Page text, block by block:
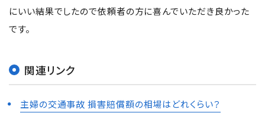
にいい結果でしたので依頼者の方に喜んでいただき良かった
です。
関連リンク
主婦の交通事故 損害賠償額の相場はどれくらい？